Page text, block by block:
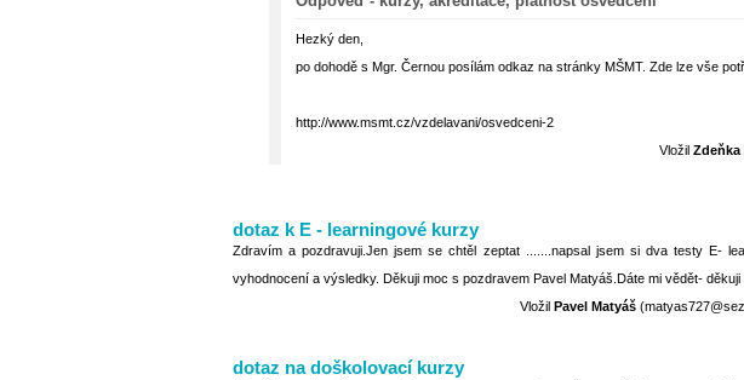
Hezký den,
po dohodě s Mgr. Černou posílám odkaz na stránky MŠMT. Zde lze vše
http://www.msmt.cz/vzdelavani/osvedceni-2
Vložil
dotaz k E - learningové kurzy
Zdravím a pozdravuji.Jen jsem se chtěl zeptat .......napsal jsem si dva testy E-
vyhodnocení a výsledky. Děkuji moc s pozdravem Pavel Matyáš.Dáte mi vědět- děkuji
Vložil Pavel Matyáš
dotaz na doškolovací kurzy